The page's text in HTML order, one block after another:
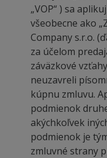
„VOP“ ) sa
všeobecne ako
Company s.r.o.
za účelom
záväzkové
neuzavreli
kúpnu zmluvu.
podmienok
akýchkoľvek
podmienok je
zmluvné strany